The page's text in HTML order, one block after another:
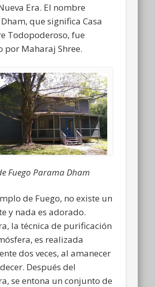
Era. El nombre
que significa Casa
Todopoderoso, fue
por Maharaj Shree.
Fuego Parama Dham
de Fuego, no existe un
y nada es adorado.
la técnica de purificación
es realizada
dos veces, al amanecer
Después del
se entona un conjunto de